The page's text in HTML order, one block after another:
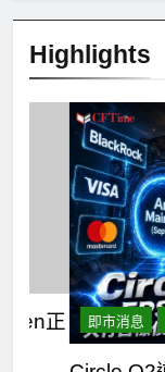
Highlights
即市消息 最新